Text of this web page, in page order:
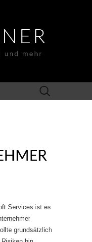
und mehr
Suchen
nach:
Services ist es
grundsätzlich